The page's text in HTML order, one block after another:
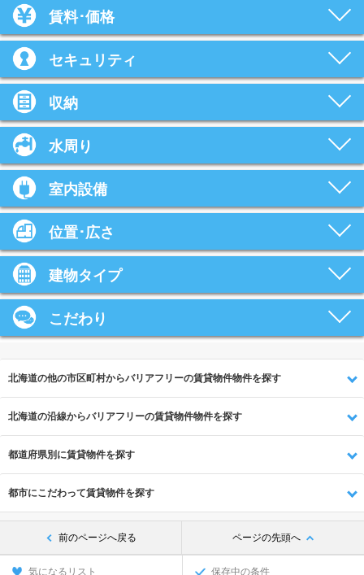
賃料･価格
セキュリティ
収納
水周り
室内設備
位置･広さ
建物タイプ
こだわり
北海道の他の市区町村からバリアフリーの賃貸物件物件を探す
北海道の沿線からバリアフリーの賃貸物件物件を探す
都道府県別に賃貸物件を探す
都市にこだわって賃貸物件を探す
前のページへ戻る ページの先頭へ
気になるリスト 保存中の条件